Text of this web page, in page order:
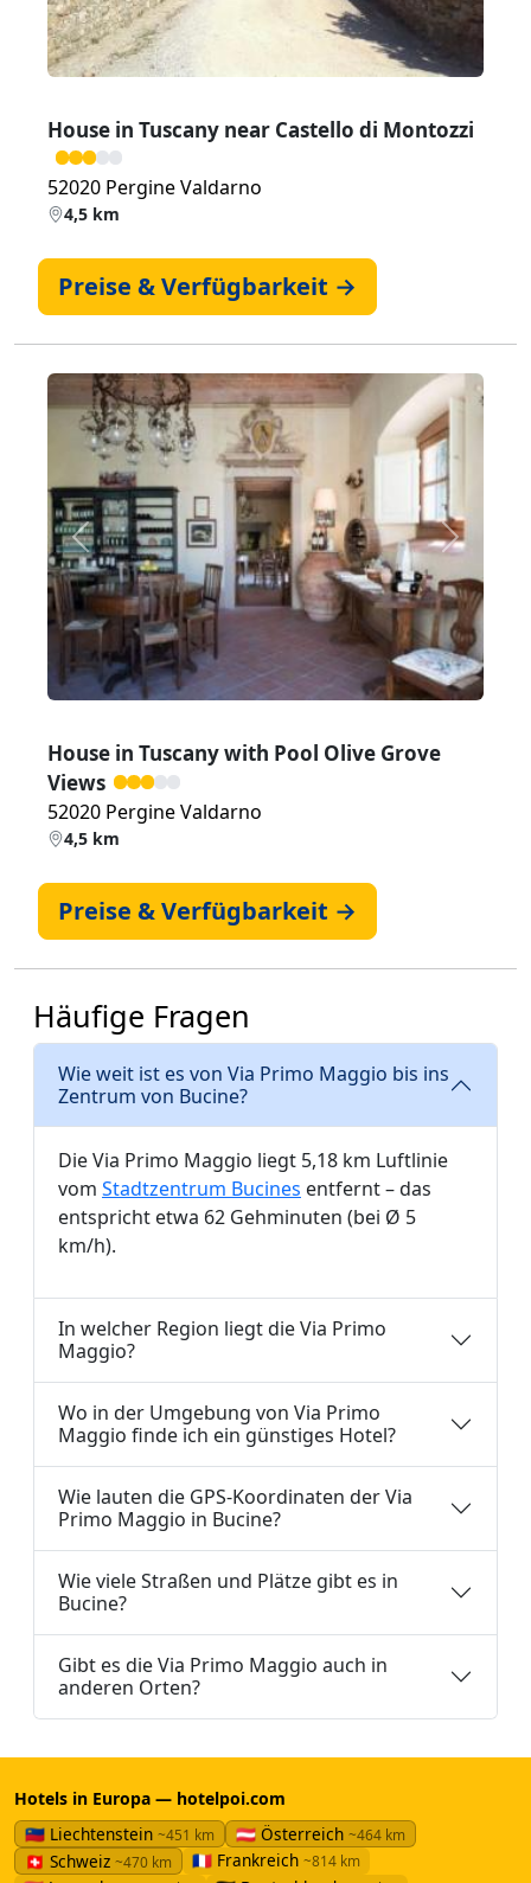
House in Tuscany near Castello di Montozzi
52020 Pergine Valdarno
4,5 km
Preise & Verfügbarkeit →
Zurück Weiter
House in Tuscany with Pool Olive Grove
Views
52020 Pergine Valdarno
4,5 km
Preise & Verfügbarkeit →
Häufige Fragen
Wie weit ist es von Via Primo Maggio bis ins
Zentrum von Bucine?
Die Via Primo Maggio liegt 5,18 km Luftlinie
vom Stadtzentrum Bucines entfernt – das
entspricht etwa 62 Gehminuten (bei Ø 5
km/h).
In welcher Region liegt die Via Primo
Maggio?
Wo in der Umgebung von Via Primo
Maggio finde ich ein günstiges Hotel?
Wie lauten die GPS-Koordinaten der Via
Primo Maggio in Bucine?
Wie viele Straßen und Plätze gibt es in
Bucine?
Gibt es die Via Primo Maggio auch in
anderen Orten?
Hotels in Europa — hotelpoi.com
🇱🇮 Liechtenstein ~451 km 🇦🇹 Österreich ~464 km
🇨🇭 Schweiz ~470 km 🇫🇷 Frankreich ~814 km